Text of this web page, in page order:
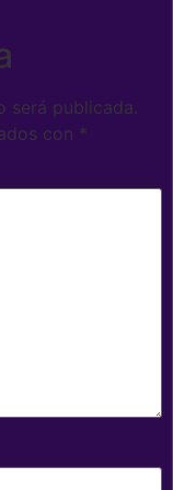
será publicada.
con *